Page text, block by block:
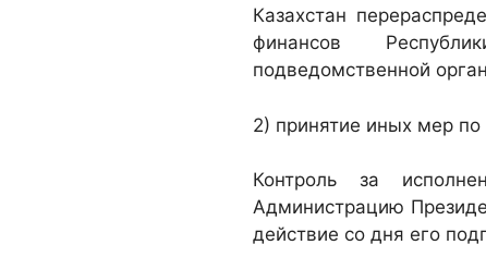
Казахстан
финансов
подведомственной
2) принятие иных мер
Контроль за
Администрацию
действие со дня его